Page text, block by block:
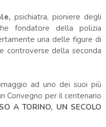
psichiatra, pioniere degli
fondatore della polizia
una delle figure di
controverse della seconda
ad uno dei suoi più
Convegno per il centenario
A TORINO, UN SECOLO